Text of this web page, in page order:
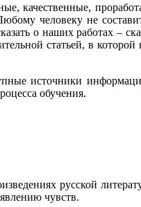
качественные,
человеку не
о наших работах –
статьей, в
источники
обучения.
русской
чувств.